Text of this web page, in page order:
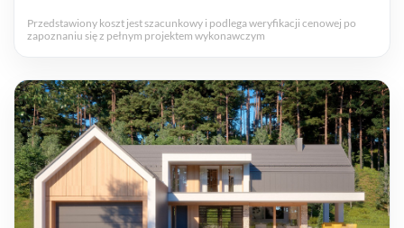
Przedstawiony koszt jest szacunkowy i podlega weryfikacji cenowej po
zapoznaniu się z pełnym projektem wykonawczym